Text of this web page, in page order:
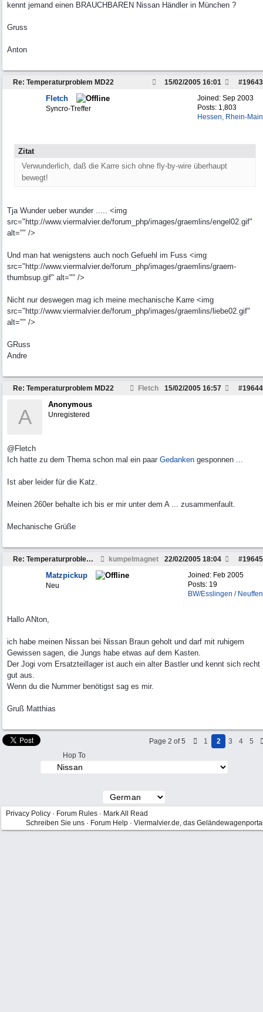
kennt jemand einen BRAUCHBAREN Nissan Händler in München ?
Gruss
Anton
Re: Temperaturproblem MD22 #19643
15/02/2005 16:01
Joined: Sep 2003
Posts: 1,803
Hessen, Rhein-Main
Fletch
Syncro-Treffer
Zitat
Verwunderlich, daß die Karre sich ohne fly-by-wire überhaupt
bewegt!
Tja Wunder ueber wunder ..... <img
src="http://www.viermalvier.de/forum_php/images/graemlins/engel02.gif"
alt="" />
Und man hat wenigstens auch noch Gefuehl im Fuss <img
src="http://www.viermalvier.de/forum_php/images/graemlins/graem-
thumbsup.gif" alt="" />
Nicht nur deswegen mag ich meine mechanische Karre <img
src="http://www.viermalvier.de/forum_php/images/graemlins/liebe02.gif"
alt="" />
GRuss
Andre
Re: Temperaturproblem MD22 Fletch #19644
15/02/2005 16:57
A
Anonymous
Unregistered
@Fletch
Ich hatte zu dem Thema schon mal ein paar Gedanken gesponnen ...
Ist aber leider für die Katz.
Meinen 260er behalte ich bis er mir unter dem A ... zusammenfault.
Mechanische Grüße
Re: Temperaturproblem MD22 kumpelmagnet #19645
22/02/2005 18:04
Joined: Feb 2005
Posts: 19
BW/Esslingen / Neuffen
Matzpickup
Neu
Hallo ANton,
ich habe meinen Nissan bei Nissan Braun geholt und darf mit ruhigem
Gewissen sagen, die Jungs habe etwas auf dem Kasten.
Der Jogi vom Ersatzteillager ist auch ein alter Bastler und kennt sich recht
gut aus.
Wenn du die Nummer benötigst sag es mir.
Gruß Matthias
Page 2 of 5 1 2 3 4
5
Hop To
Privacy Policy · Forum Rules · Mark All Read
Schreiben Sie uns · Forum Help · Viermalvier.de, das